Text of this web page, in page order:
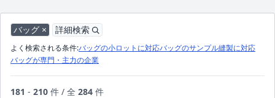
がらOEMメーカーや縫製工場を選ぶことが重要です。アパレル
OEM検索では、バッグ・カバン・リュックなどの製造に対応する
OEMメーカーや縫製工場を掲載しています。企業一覧を比較しな
がら、条件に合ったOEMパートナーを探すことができます。現
在、バッグのOEM製造に対応するメーカー・縫製工場を284社掲
載しています。
バッグ × 詳細検索
よく検索される条件:バッグの小ロットに対応バッグのサンプル縫製に対応
バッグが専門・主力の企業
181 - 210 件 / 全 284 件